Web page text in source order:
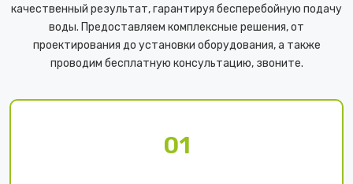
качественный результат, гарантируя бесперебойную подачу
воды. Предоставляем комплексные решения, от
проектирования до установки оборудования, а также
проводим бесплатную консультацию, звоните.
01